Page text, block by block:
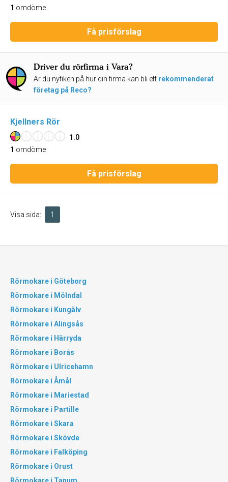
1 omdöme
Få prisförslag
Driver du rörfirma i Vara?
Är du nyfiken på hur din firma kan bli ett rekommenderat
företag på Reco?
Kjellners Rör
1.0
1 omdöme
Få prisförslag
Visa sida: 1
Rörmokare i Göteborg
Rörmokare i Mölndal
Rörmokare i Kungälv
Rörmokare i Alingsås
Rörmokare i Härryda
Rörmokare i Borås
Rörmokare i Ulricehamn
Rörmokare i Åmål
Rörmokare i Mariestad
Rörmokare i Partille
Rörmokare i Skara
Rörmokare i Skövde
Rörmokare i Falköping
Rörmokare i Orust